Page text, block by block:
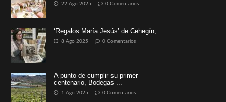
22 Ago 2025 0 Comentarios
‘Regalos María Jesús’ de Cehegín, ...
8 Ago 2025 0 Comentarios
A punto de cumplir su primer
centenario, Bodegas ...
1 Ago 2025 0 Comentarios